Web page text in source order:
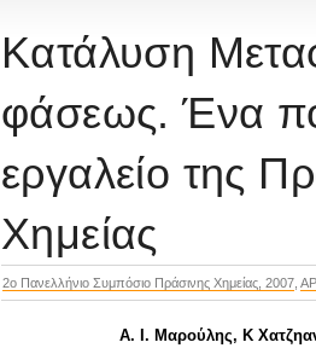
Κατάλυση
φάσεως. Ένα
εργαλείο της
Χημείας
2ο Πανελλήνιο Συμπόσιο Πράσινης Χημείας, 2007
Α. Ι. Μαρούλης, Κ